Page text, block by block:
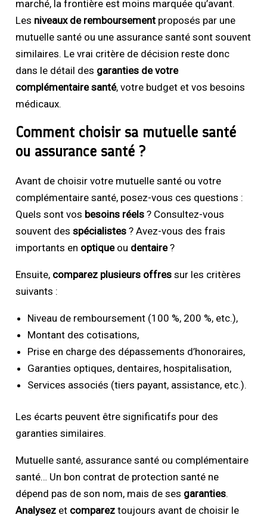
marché, la frontière est moins marquée qu’avant.
Les niveaux de remboursement proposés par une
mutuelle santé ou une assurance santé sont souvent
similaires. Le vrai critère de décision reste donc
dans le détail des garanties de votre
complémentaire santé, votre budget et vos besoins
médicaux.
Comment choisir sa mutuelle santé
ou assurance santé ?
Avant de choisir votre mutuelle santé ou votre
complémentaire santé, posez-vous ces questions :
Quels sont vos besoins réels ? Consultez-vous
souvent desspécialistes ? Avez-vous des frais
importants en optiqueou dentaire?
Ensuite, comparez plusieurs offres sur les critères
suivants :
Niveau de remboursement (100 %, 200 %, etc.),
Montant des cotisations,
Prise en charge des dépassements d’honoraires,
Garanties optiques, dentaires, hospitalisation,
Services associés (tiers payant, assistance, etc.).
Les écarts peuvent être significatifs pour des
garanties similaires.
Mutuelle santé, assurance santé ou complémentaire
santé… Un bon contrat de protection santé ne
dépend pas de son nom, mais de ses garanties.
Analysez et comparez toujours avant de choisir le